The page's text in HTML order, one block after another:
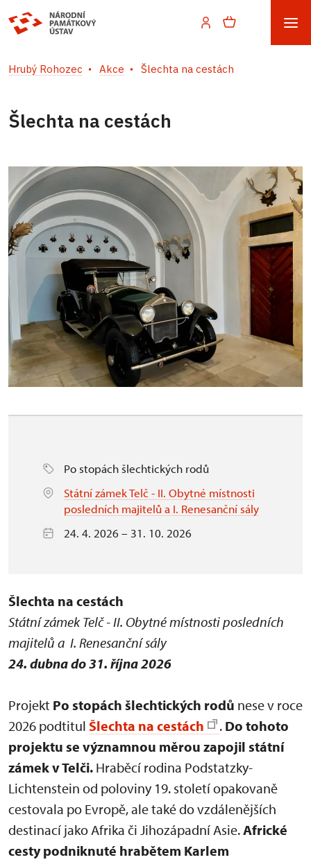
Hrubý Rohozec Akce Šlechta na cestách
Šlechta na cestách
Po stopách šlechtických rodů
Státní zámek Telč - II. Obytné místnosti
posledních majitelů a I. Renesanční sály
24. 4. 2026 – 31. 10. 2026
Šlechta na cestách
Státní zámek Telč - II. Obytné místnosti posledních
majitelů a I. Renesanční sály
24. dubna do 31. října 2026
Projekt Po stopách šlechtických rodů nese v roce
2026 podtitul Šlechta na cestách . Do tohoto
projektu se významnou měrou zapojil státní
zámek v Telči. Hraběcí rodina Podstatzky-
Lichtenstein od poloviny 19. století opakovaně
cestovala po Evropě, ale také do vzdálenějších
destinací jako Afrika či Jihozápadní Asie.Africké
cesty podniknuté hrabětem Karlem